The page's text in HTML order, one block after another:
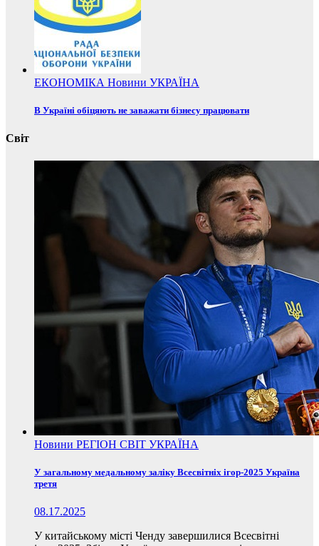
ЕКОНОМІКА Новини УКРАЇНА
В Україні обіцяють не заважати бізнесу працювати
Світ
Новини РЕГІОН СВІТ УКРАЇНА
У загальному медальному заліку Всесвітніх ігор-2025 Україна
третя
08.17.2025
У китайському місті Ченду завершилися Всесвітні